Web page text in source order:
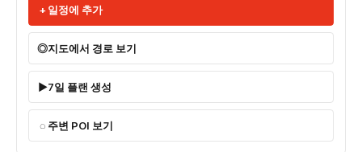
일정에 추가
지도에서 경로 보기
7일 플랜 생성
주변 POI 보기